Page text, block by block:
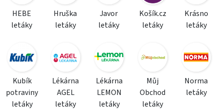
HEBE
letáky
Hruška
letáky
Javor
letáky
Košík.cz
letáky
Krásno
letáky
Kubík
potraviny
letáky
Lékárna
AGEL
letáky
Lékárna
LEMON
letáky
Můj
Obchod
letáky
Norma
letáky